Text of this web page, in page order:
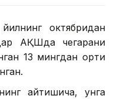
октябридан
АҚШда чегарани
13 мингдан ортиқ
айтишича, унга